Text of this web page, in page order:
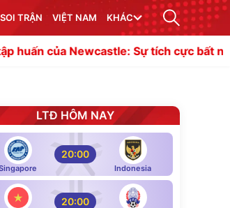
SOI TRẬN VIỆT NAM KHÁC
Sự tích cực bất ngờ; Lời chia tay
LTĐ HÔM NAY
20:00
Indonesia
20:00